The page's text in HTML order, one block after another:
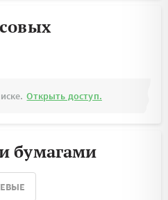
Открыть доступ.
бумагами